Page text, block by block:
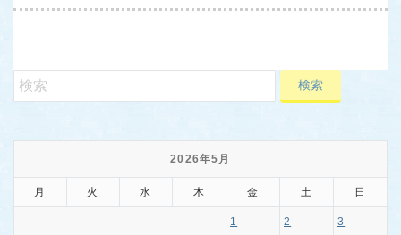
2026年5月
月 火 水 木 金 土 日
1 2 3